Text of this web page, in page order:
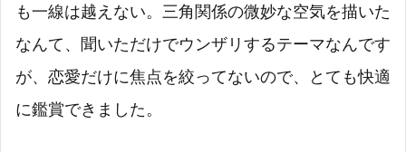
も一線は越えない。三角関係の微妙な空気を描いた
なんて、聞いただけでウンザリするテーマなんです
が、恋愛だけに焦点を絞ってないので、とても快適
に鑑賞できました。